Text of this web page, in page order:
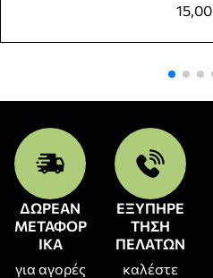
15,00
ΔΩΡΕΑΝ
ΜΕΤΑΦΟΡ
ΙΚΑ
για αγορές
ΕΞΥΠΗΡΕ
ΤΗΣΗ
ΠΕΛΑΤΩΝ
καλέστε